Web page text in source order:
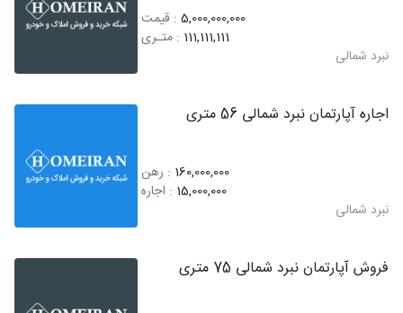
5,000,000,000 : قیمت
111,111,111 : متـری
نبرد شمالی
اجاره آپارتمان نبرد شمالی 56 متری
160,000,000 : رهن
15,000,000 : اجاره
نبرد شمالی
فروش آپارتمان نبرد شمالی 75 متری